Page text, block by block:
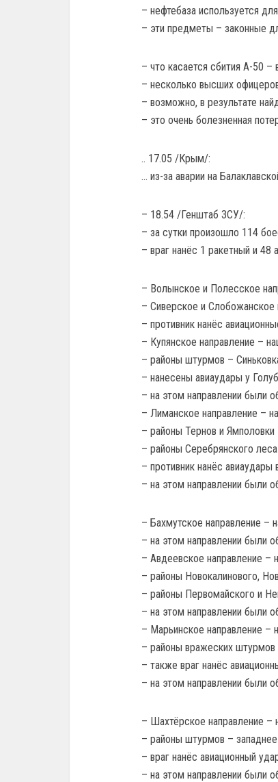
– нефтебаза используется
– эти предметы – законные
– что касается сбития А-50 –
– несколько высших
– возможно, в результате
– это очень болезненная
.. 17.05 /Крым/:
… из-за аварии на
– 18.54 /Генштаб ЗСУ/:
– за сутки произошло 114
– враг нанёс 1 ракетный и
– Волынское и Полесское
– Сиверское и Слобожанское
– противник нанёс
– Купянское направление –
– районы штурмов –
– нанесены авиаудары у
– на этом направлении были
– Лиманское направление –
– районы Тернов и Ямполовки
– районы Серебрянского
– противник нанёс
– на этом направлении были
– Бахмутское направление –
– на этом направлении были
– Авдеевское направление –
– районы Новокалинового,
– районы Первомайского и
– на этом направлении были
– Марьинское направление –
– районы вражеских штурмов
– также враг нанёс
– на этом направлении были
– Шахтёрское направление –
– районы штурмов –
– враг нанёс авиационный
– на этом направлении были